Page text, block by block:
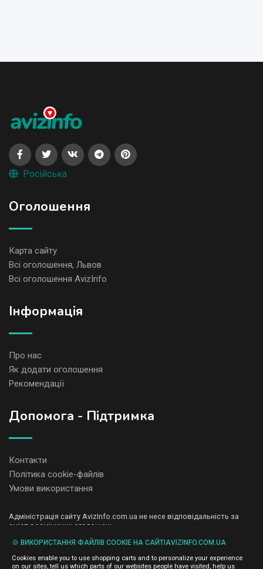
Російська
Оголошення
Карта сайту
Всі оголошення, Львов
Всі оголошення AvizInfo
Iнформація
Про нас
Як додати оголошення
Рекомендації
Допомога - Підтримка
Контакти
Політика cookie-файлів
Умови використання
Адміністрація сайту AvizInfo.com.ua не несе відповідальність за
зміст розміщених оголошень.
і не продаємо особисту інформацію зареєстрованих користувачів
AvizInfo.com.ua третім особам. Ми не відповідаємо за правила
конфіденційності сайтів на які посилається AvizInfo.com.ua. На
🍪 ВИКОРИСТАННЯ ФАЙЛІВ COOKIE НА САЙТІAVIZINFO.COM.UA
Cookies enable you to use shopping carts and to personalize your experience
on our sites, tell us which parts of our websites people have visited, help us